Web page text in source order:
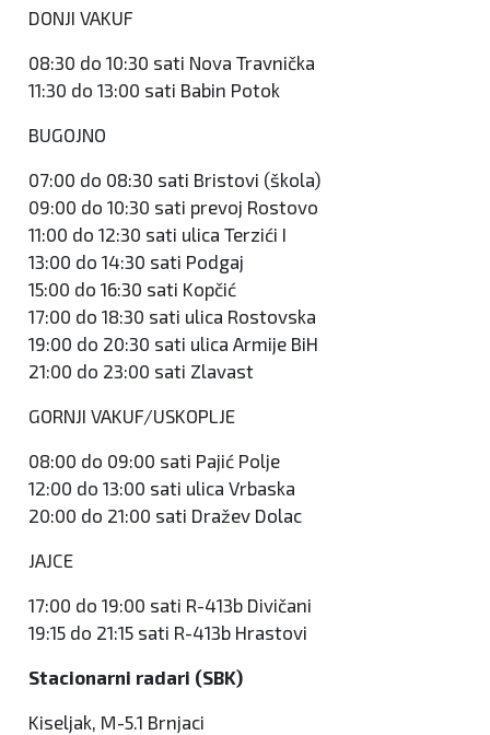
DONJI VAKUF
08:30 do 10:30 sati Nova Travnička
11:30 do 13:00 sati Babin Potok
BUGOJNO
07:00 do 08:30 sati Bristovi (škola)
09:00 do 10:30 sati prevoj Rostovo
11:00 do 12:30 sati ulica Terzići I
13:00 do 14:30 sati Podgaj
15:00 do 16:30 sati Kopčić
17:00 do 18:30 sati ulica Rostovska
19:00 do 20:30 sati ulica Armije BiH
21:00 do 23:00 sati Zlavast
GORNJI VAKUF/USKOPLJE
08:00 do 09:00 sati Pajić Polje
12:00 do 13:00 sati ulica Vrbaska
20:00 do 21:00 sati Dražev Dolac
JAJCE
17:00 do 19:00 sati R-413b Divičani
19:15 do 21:15 sati R-413b Hrastovi
Stacionarni radari (SBK)
Kiseljak, M-5.1 Brnjaci